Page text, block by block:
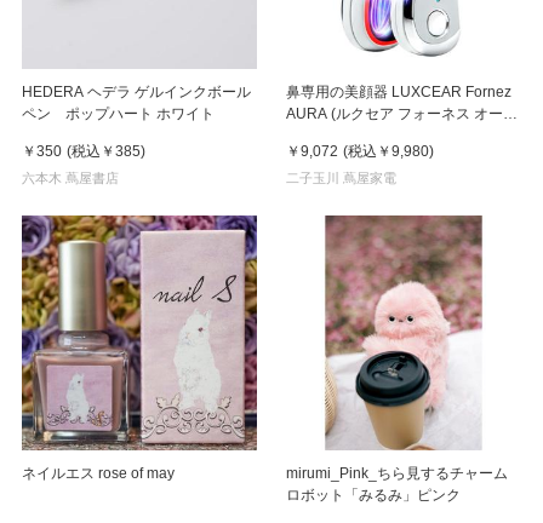
HEDERA ヘデラ ゲルインクボール
ペン ポップハート ホワイト
￥350 (税込 ￥385)
六本木 蔦屋書店
鼻専用の美顔器 LUXCEAR Fornez
AURA (ルクセア フォーネス オー
￥9,072 (税込 ￥9,980)
二子玉川 蔦屋家電
ネイルエス rose of may
mirumi_Pink_ちら見するチャーム
ロボット「みるみ」ピンク